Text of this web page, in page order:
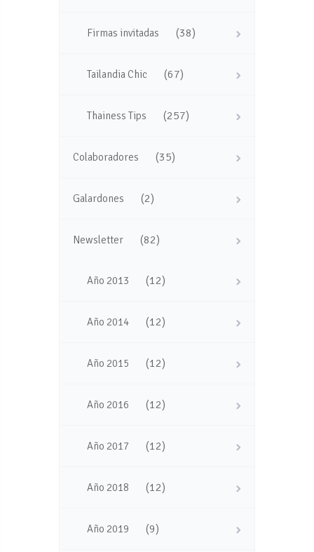
Firmas invitadas (38)
Tailandia Chic (67)
Thainess Tips (257)
Colaboradores (35)
Galardones (2)
Newsletter (82)
Año 2013 (12)
Año 2014 (12)
Año 2015 (12)
Año 2016 (12)
Año 2017 (12)
Año 2018 (12)
Año 2019 (9)